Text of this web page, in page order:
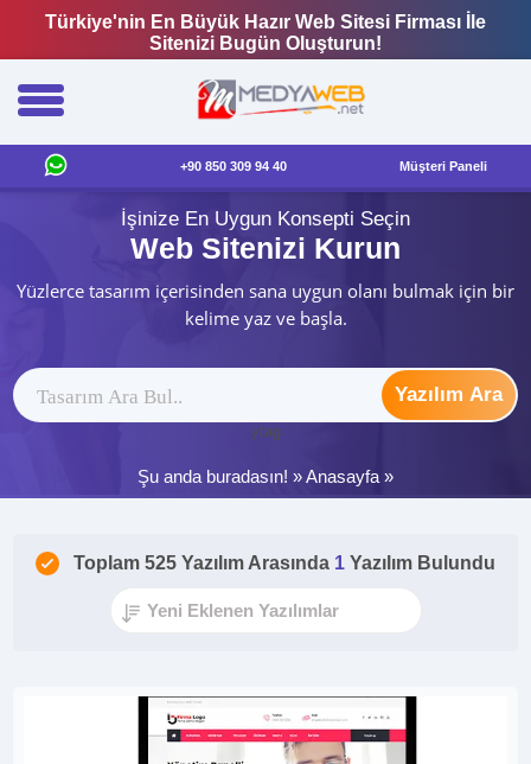
Türkiye'nin En Büyük Hazır Web Sitesi Firması İle
Sitenizi Bugün Oluşturun!
+90 850 309 94 40 Müşteri Paneli
İşinize En Uygun Konsepti Seçin
Web Sitenizi Kurun
Yüzlerce tasarım içerisinden sana uygun olanı bulmak için bir
kelime yaz ve başla.
Yazılım Ara
ytag
Şu anda buradasın! »Anasayfa »
Toplam 525 Yazılım Arasında 1 Yazılım Bulundu